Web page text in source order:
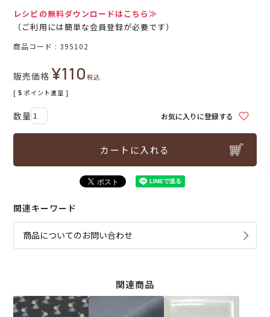
レシピの無料ダウンロードはこちら≫
（ご利用には簡単な会員登録が必要です）
商品コード 395102
販売価格 ¥110税込
[ 5 ポイント進呈 ]
お気に入りに登録する
カートに入れる
関連キーワード
商品についてのお問い合わせ
関連商品